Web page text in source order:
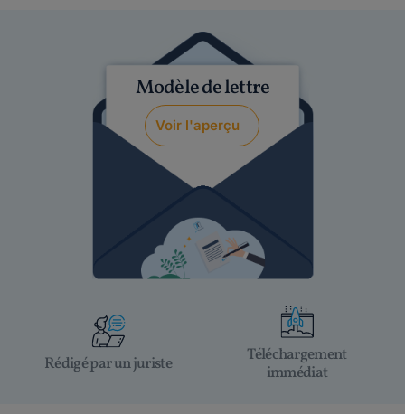
Modèle de lettre
Voir l'aperçu
Rédigé par un juriste
Téléchargement
immédiat